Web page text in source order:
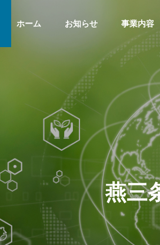
ホーム お知らせ 事業内容
高級刃物鋼
GREETING
ごあいさつ
HISTORY
沿革
燕三